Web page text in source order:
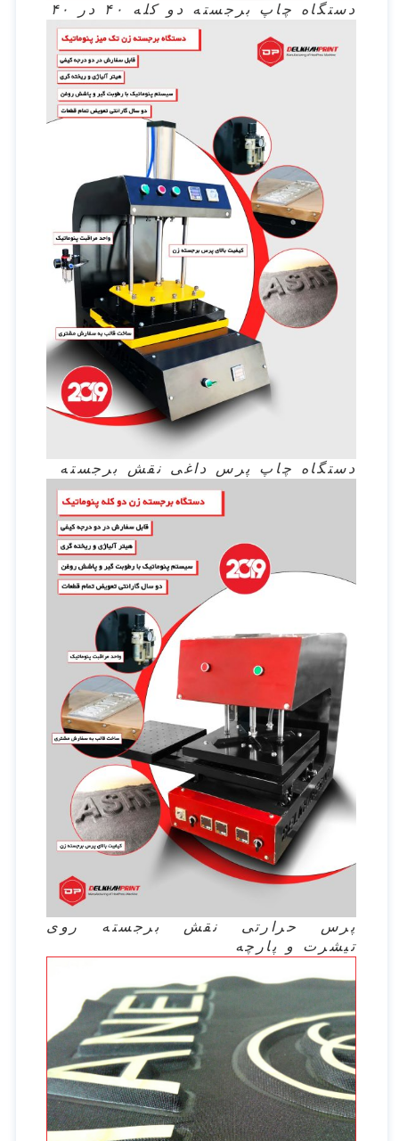
دستگاه چاپ برجسته دو کله ۴۰ در ۴۰
دستگاه چاپ پرس داغی نقش برجسته
پرس حرارتی نقش برجسته روی
تیشرت و پارچه